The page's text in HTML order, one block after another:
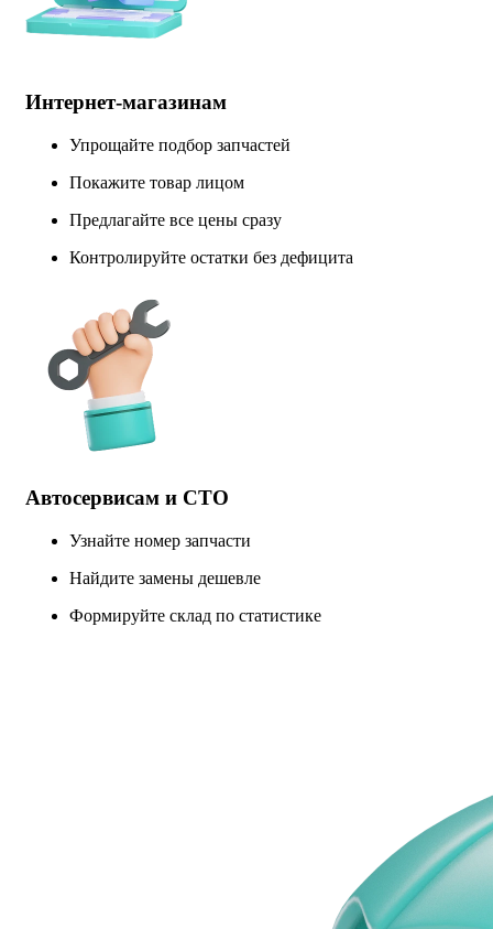
Интернет-магазинам
Упрощайте подбор запчастей
Покажите товар лицом
Предлагайте все цены сразу
Контролируйте остатки без дефицита
Автосервисам и СТО
Узнайте номер запчасти
Найдите замены дешевле
Формируйте склад по статистике